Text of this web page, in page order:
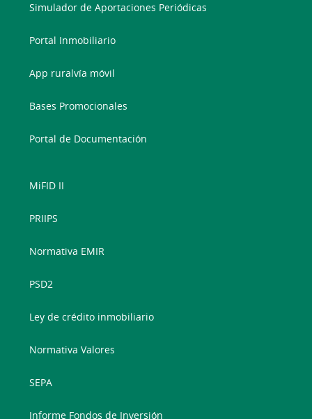
Simulador de Aportaciones Periódicas
Portal Inmobiliario
App ruralvía móvil
Bases Promocionales
Portal de Documentación
MiFID II
PRIIPS
Normativa EMIR
PSD2
Ley de crédito inmobiliario
Normativa Valores
SEPA
Informe Fondos de Inversión